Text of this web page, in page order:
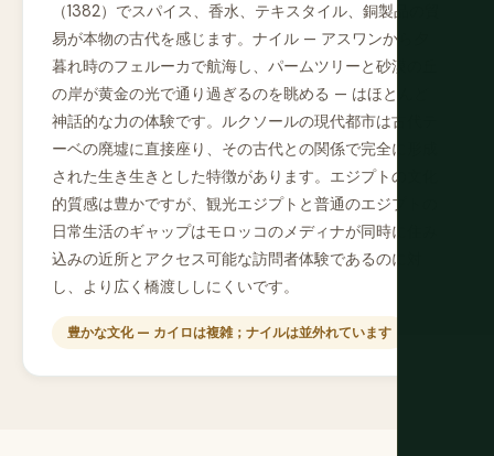
（1382）でスパイス、香水、テキスタイル、銅製品の貿
易が本物の古代を感じます。ナイル — アスワンから夕
暮れ時のフェルーカで航海し、パームツリーと砂漠の丘
の岸が黄金の光で通り過ぎるのを眺める — はほとんど
神話的な力の体験です。ルクソールの現代都市は古代テ
ーベの廃墟に直接座り、その古代との関係で完全に形成
された生き生きとした特徴があります。エジプトの文化
的質感は豊かですが、観光エジプトと普通のエジプトの
日常生活のギャップはモロッコのメディナが同時に住み
込みの近所とアクセス可能な訪問者体験であるのに対
し、より広く橋渡ししにくいです。
豊かな文化 — カイロは複雑；ナイルは並外れています